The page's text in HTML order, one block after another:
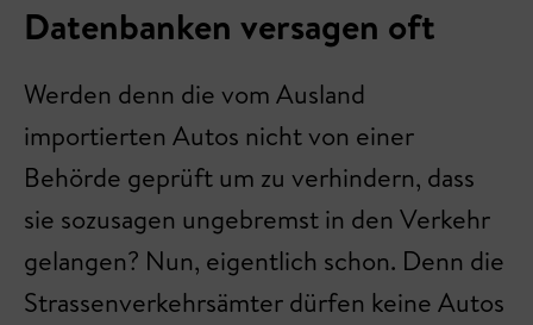
Datenbanken versagen oft
Werden denn die vom Ausland
importierten Autos nicht von einer
Behörde geprüft um zu verhindern, dass
sie sozusagen ungebremst in den Verkehr
gelangen? Nun, eigentlich schon. Denn die
Strassenverkehrsämter dürfen keine Autos